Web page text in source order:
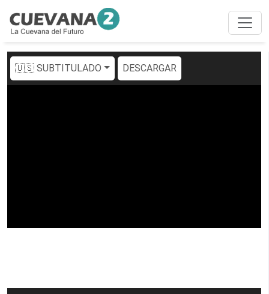
🇺🇸 SUBTITULADO DESCARGAR